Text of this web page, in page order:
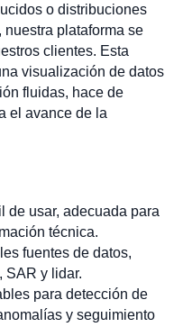
o distribuciones
plataforma se
clientes. Esta
visualización de datos
fluidas, hace de
el avance de la
de usar, adecuada para
técnica.
fuentes de datos,
SAR y lidar.
para detección de
y seguimiento